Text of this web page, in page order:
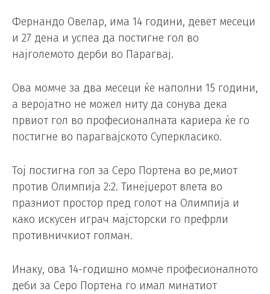
Фернандо Овелар, има 14 години, девет месеци
и 27 дена и успеа да постигне гол во
најголемото дерби во Парагвај.
Ова момче за два месеци ќе наполни 15 години,
а веројатно не можел ниту да сонува дека
првиот гол во професионалната кариера ќе го
постигне во парагвајското Суперкласико.
Тој постигна гол за Серо Портена во ре,миот
против Олимпија 2:2. Тинејџерот влета во
празниот простор пред голот на Олимпија и
како искусен играч мајсторски го префрли
противничкиот голман.
Инаку, ова 14-годишно момче професионалното
деби за Серо Портена го имал минатиот